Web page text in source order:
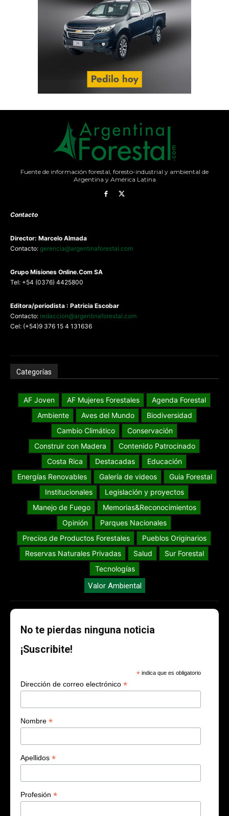
Fuente de información forestal, foresto-industrial y ambiental de
Argentina y América Latina
Contacto
Director: Marcelo Almada
Contacto: gerencia@argentinaforestal.com
Grupo Misiones Online.Com SA
Tel: +54 (0376) 4425800
Editora/periodista : Patricia Escobar
Contacto: redaccion@argentinaforestal.com
Cel: (+54)9 376 15 4 131636
Categorías
AF Joven AF Mujeres Forestales
Agenda Forestal
Ambiente
Aves del Mundo
Biodiversidad
Cambio Climático
Conservación
Construir con Madera
Contenido Patrocinado
Costa Rica
Destacadas
Educación
Energías Renovables
Galería de videos
Guia Forestal
Institucionales
Legislación y proyectos
Manejo de Fuego
Memorias&Reconocimientos
Opinión
Parques Nacionales
Precios de Productos Forestales
Pueblos Originarios
Reservas Naturales Privadas
Salud
Sur Forestal
Tecnologías
Valor Ambiental
No te pierdas ninguna noticia
¡Suscribite!
* indica que es obligatorio
Dirección de correo electrónico *
Nombre *
Apellidos *
Profesión *